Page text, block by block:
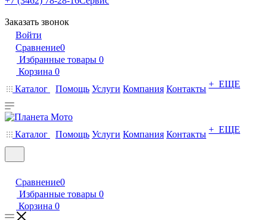
Заказать звонок
Войти
Сравнение0
Избранные товары 0
Корзина 0
Каталог
Помощь Услуги Компания Контакты + ЕЩЕ
Каталог Помощь Услуги Компания Контакты + ЕЩЕ
Сравнение0
Избранные товары 0
Корзина 0